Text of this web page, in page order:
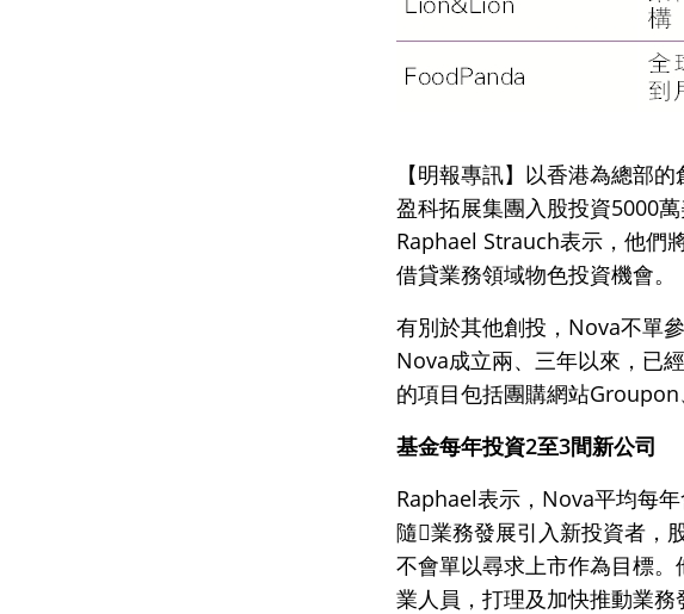
【明報專訊】以香港為總部
盈科拓展集團入股投資5000
Raphael Strauch表示，他們
借貸業務領域物色投資機會。
有別於其他創投，Nova不單
Nova成立兩、三年以來，已
的項目包括團購網站
基金每年投資2至3間新公司
Raphael表示，Nova平均每
隨業務發展引入新投資者，
不會單以尋求上市作為目標
業人員，打理及加快推動業務